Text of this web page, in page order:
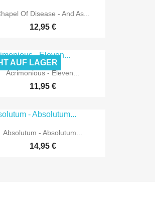
Of Disease - And As...
12,95 €
Acrimonious - Eleven...
11,95 €
AUF LAGER
Absolutum - Absolutum...
14,95 €